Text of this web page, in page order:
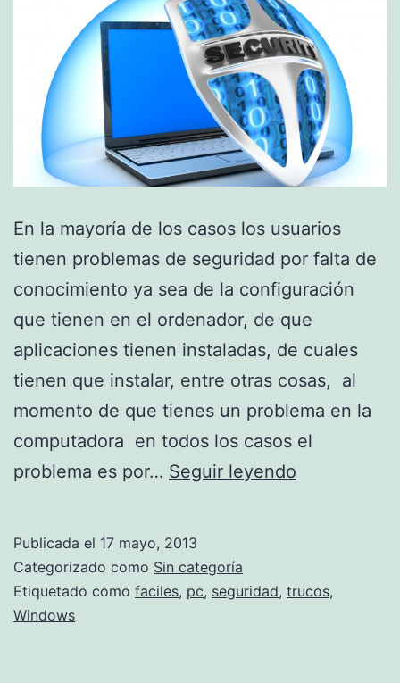
En la mayoría de los casos los usuarios
tienen problemas de seguridad por falta de
conocimiento ya sea de la configuración
que tienen en el ordenador, de que
aplicaciones tienen instaladas, de cuales
tienen que instalar, entre otras cosas, al
momento de que tienes un problema en la
computadora en todos los casos el
problema es por… Seguir leyendo
en
Publicada el 17 mayo, 2013
Categorizado como Sin categoría
Etiquetado como faciles, pc, seguridad, trucos,
Windows